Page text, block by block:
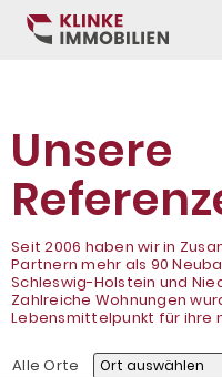
Unsere
Seit 2006 haben wir in
Partnern mehr als 90
Schleswig-Holstein und
Zahlreiche Wohnungen
Lebensmittelpunkt für ihre
Alle Orte